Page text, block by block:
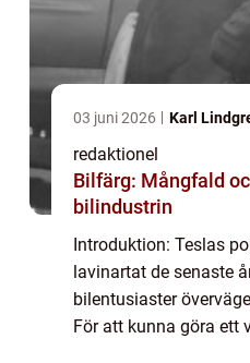
03 juni 2026 Karl
redaktionel
Bilfärg: Mångfald
bilindustrin
Introduktion: Teslas
lavinartat de senaste
bilentusiaster
För att kunna göra ett